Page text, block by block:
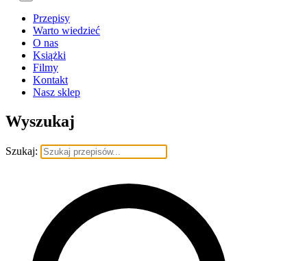
Przepisy
Warto wiedzieć
O nas
Książki
Filmy
Kontakt
Nasz sklep
Wyszukaj
Szukaj: